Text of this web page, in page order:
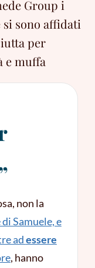
Group i
sono affidati
per
e muffa
non la
Samuele, e
adessere
, hanno